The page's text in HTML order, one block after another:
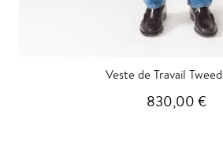
Veste de Travail
830,00 €